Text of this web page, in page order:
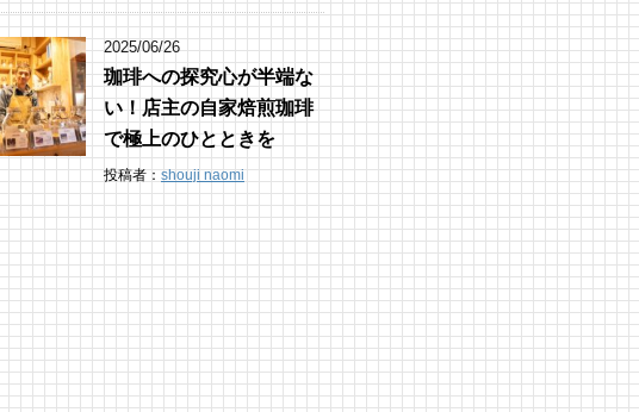
2025/06/26
珈琲への探究心が半端な
い！店主の自家焙煎珈琲
で極上のひとときを
投稿者：shouji naomi